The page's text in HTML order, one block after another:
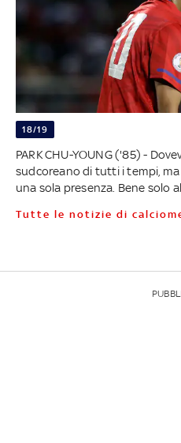
18/19
PARK CHU-YOUNG ('85) -
sudcoreano di tutti i tempi,
una sola presenza. Bene solo
Tutte le notizie di